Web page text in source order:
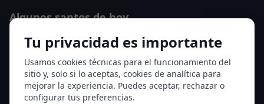
Tu privacidad es importante
Usamos cookies técnicas para el funcionamiento del
sitio y, solo si lo aceptas, cookies de analítica para
mejorar la experiencia. Puedes aceptar, rechazar o
configurar tus preferencias.
Algunos santos de hoy
San Cayetano de Thiene
San Sixto II papa
Ver todos los santos de hoy